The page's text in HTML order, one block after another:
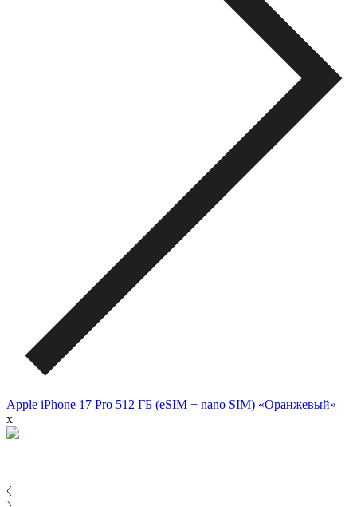
Apple iPhone 17 Pro 512 ГБ (eSIM + nano SIM) «Оранжевый»
x